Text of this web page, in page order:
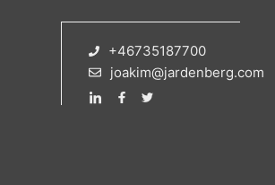
+46735187700
joakim@jardenberg.com